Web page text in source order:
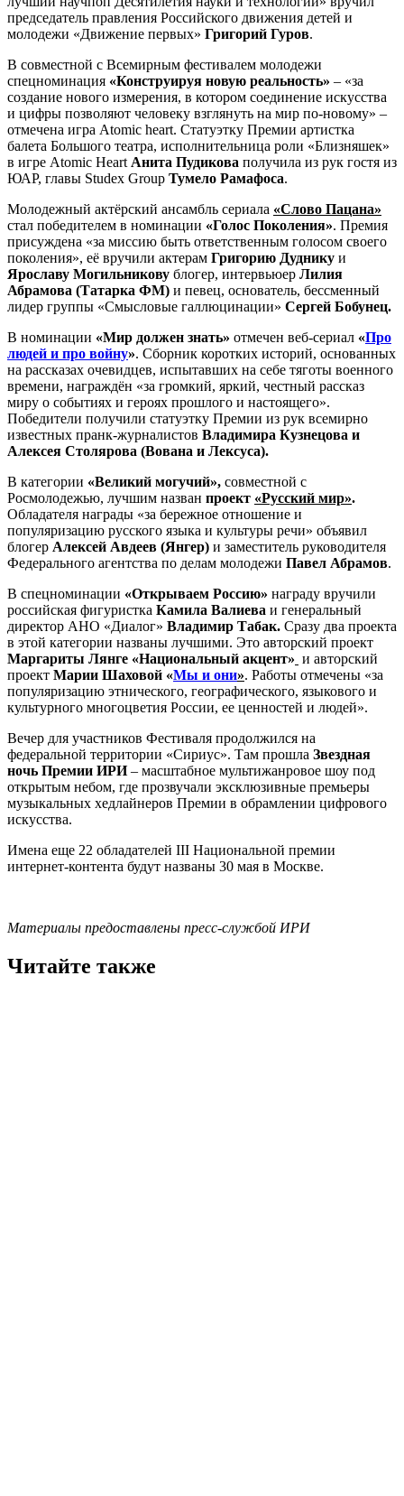
председатель правления Российского движения детей и
молодежи «Движение первых» Григорий Гуров.
В совместной с Всемирным фестивалем молодежи
спецноминация «Конструируя новую реальность» – «за
создание нового измерения, в котором соединение искусства
и цифры позволяют человеку взглянуть на мир по-новому» –
отмечена игра Atomic heart. Статуэтку Премии артистка
балета Большого театра, исполнительница роли «Близняшек»
в игре Atomic Heart Анита Пудикова получила из рук гостя из
ЮАР, главы Studex Group Тумело Рамафоса.
Молодежный актёрский ансамбль сериала «Слово Пацана»
стал победителем в номинации «Голос Поколения». Премия
присуждена «за миссию быть ответственным голосом своего
поколения», её вручили актерам Григорию Дуднику и
Ярославу Могильникову блогер, интервьюер Лилия
Абрамова (Татарка ФМ) и певец, основатель, бессменный
лидер группы «Смысловые галлюцинации» Сергей Бобунец.
В номинации «Мир должен знать» отмечен веб-сериал «Про
людей и про войну». Сборник коротких историй, основанных
на рассказах очевидцев, испытавших на себе тяготы военного
времени, награждён «за громкий, яркий, честный рассказ
миру о событиях и героях прошлого и настоящего».
Победители получили статуэтку Премии из рук всемирно
известных пранк-журналистов Владимира Кузнецова и
Алексея Столярова (Вована и Лексуса).
В категории «Великий могучий», совместной с
Росмолодежью, лучшим назван проект «Русский мир».
Обладателя награды «за бережное отношение и
популяризацию русского языка и культуры речи» объявил
блогер Алексей Авдеев (Янгер) и заместитель руководителя
Федерального агентства по делам молодежи Павел Абрамов.
В спецноминации «Открываем Россию» награду вручили
российская фигуристка Камила Валиева и генеральный
директор АНО «Диалог» Владимир Табак. Сразу два проекта
в этой категории названы лучшими. Это авторский проект
Маргариты Лянге «Национальный акцент» и авторский
проект Марии Шаховой «Мы и они». Работы отмечены «за
популяризацию этнического, географического, языкового и
культурного многоцветия России, ее ценностей и людей».
Вечер для участников Фестиваля продолжился на
федеральной территории «Сириус». Там прошла Звездная
ночь Премии ИРИ– масштабное мультижанровое шоу под
открытым небом, где прозвучали эксклюзивные премьеры
музыкальных хедлайнеров Премии в обрамлении цифрового
искусства.
Имена еще 22 обладателей III Национальной премии
интернет-контента будут названы 30 мая в Москве.
Материалы предоставлены пресс-службой ИРИ
Читайте также